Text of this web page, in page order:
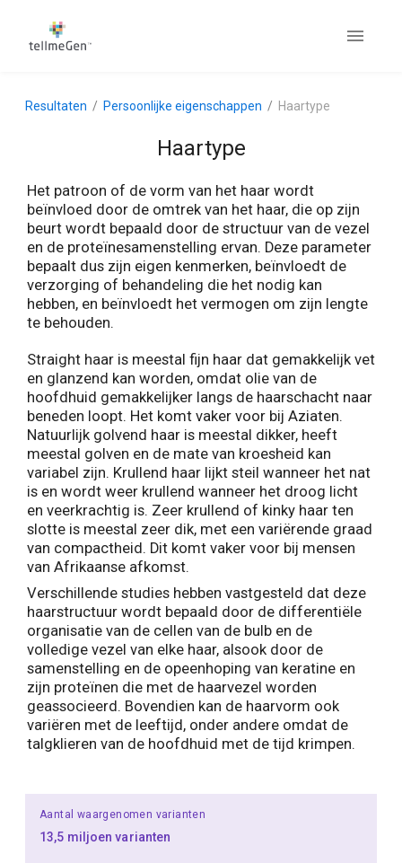
Resultaten Persoonlijke eigenschappen Haartype
Haartype
Het patroon of de vorm van het haar wordt
beïnvloed door de omtrek van het haar, die op zijn
beurt wordt bepaald door de structuur van de vezel
en de proteïnesamenstelling ervan. Deze parameter
bepaalt dus zijn eigen kenmerken, beïnvloedt de
verzorging of behandeling die het nodig kan
hebben, en beïnvloedt het vermogen om zijn lengte
te behouden.
Straight haar is meestal fijn haar dat gemakkelijk vet
en glanzend kan worden, omdat olie van de
hoofdhuid gemakkelijker langs de haarschacht naar
beneden loopt. Het komt vaker voor bij Aziaten.
Natuurlijk golvend haar is meestal dikker, heeft
meestal golven en de mate van kroesheid kan
variabel zijn. Krullend haar lijkt steil wanneer het nat
is en wordt weer krullend wanneer het droog licht
en veerkrachtig is. Zeer krullend of kinky haar ten
slotte is meestal zeer dik, met een variërende graad
van compactheid. Dit komt vaker voor bij mensen
van Afrikaanse afkomst.
Verschillende studies hebben vastgesteld dat deze
haarstructuur wordt bepaald door de differentiële
organisatie van de cellen van de bulb en de
volledige vezel van elke haar, alsook door de
samenstelling en de opeenhoping van keratine en
zijn proteïnen die met de haarvezel worden
geassocieerd. Bovendien kan de haarvorm ook
variëren met de leeftijd, onder andere omdat de
talgklieren van de hoofdhuid met de tijd krimpen.
Aantal waargenomen varianten
13,5 miljoen varianten